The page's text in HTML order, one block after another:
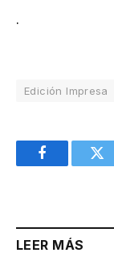
.
Edición Impresa
Facebook
LEER MÁS